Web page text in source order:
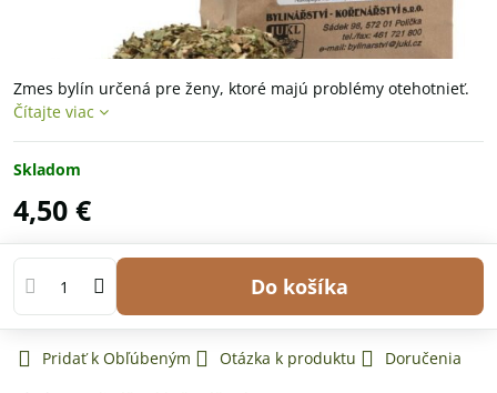
Zmes bylín určená pre ženy, ktoré majú problémy otehotnieť.
Čítajte viac
Skladom
4,50 €
Do košíka
Pridať k Obľúbeným Otázka k produktu
Doručenia